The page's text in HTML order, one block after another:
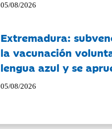
05/08/2026
Extremadura:
la vacunación
lengua azul y se
05/08/2026